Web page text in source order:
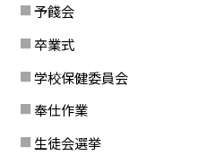
予餞会
卒業式
学校保健委員会
奉仕作業
生徒会選挙